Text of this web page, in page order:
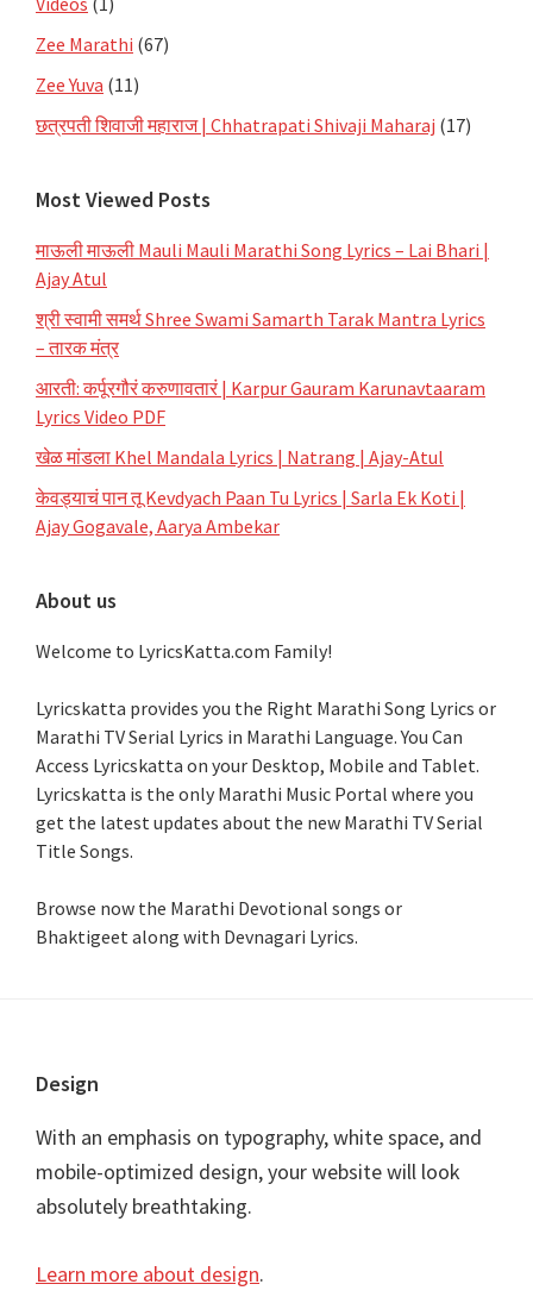
Zee Marathi (67)
Zee Yuva (11)
छत्रपती शिवाजी महाराज | Chhatrapati Shivaji Maharaj (17)
Most Viewed Posts
माऊली माऊली Mauli Mauli Marathi Song Lyrics – Lai Bhari |
Ajay Atul
श्री स्वामी समर्थ Shree Swami Samarth Tarak Mantra Lyrics
– तारक मंत्र
आरती: कर्पूरगौरं करुणावतारं | Karpur Gauram Karunavtaaram
Lyrics Video PDF
खेळ मांडला Khel Mandala Lyrics | Natrang | Ajay-Atul
केवड्याचं पान तू Kevdyach Paan Tu Lyrics | Sarla Ek Koti |
Ajay Gogavale, Aarya Ambekar
About us
Welcome to LyricsKatta.com Family!
Lyricskatta provides you the Right Marathi Song Lyrics or
Marathi TV Serial Lyrics in Marathi Language. You Can
Access Lyricskatta on your Desktop, Mobile and Tablet.
Lyricskatta is the only Marathi Music Portal where you
get the latest updates about the new Marathi TV Serial
Title Songs.
Browse now the Marathi Devotional songs or
Bhaktigeet along with Devnagari Lyrics.
Footer
Design
With an emphasis on typography, white space, and
mobile-optimized design, your website will look
absolutely breathtaking.
Learn more about design.